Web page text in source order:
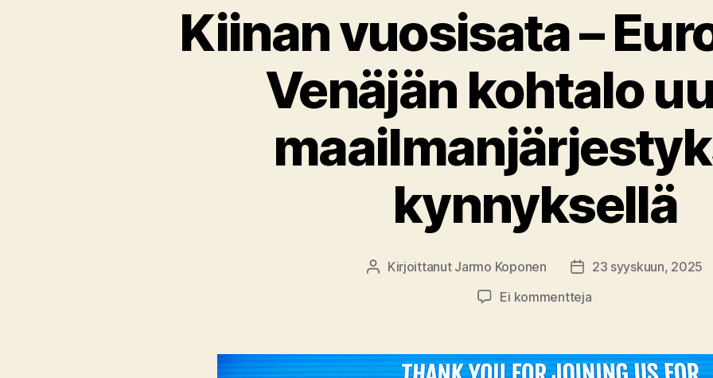
Kiinan vuosisata –
Venäjän kohtalo
kynnyksellä
Kirjoittaja
Kirjoittanut Jarmo Koponen Julkaisupäivämäärä
23 syyskuun, 2025
Ei kommenttejaartikkeliin
–
Euroopan